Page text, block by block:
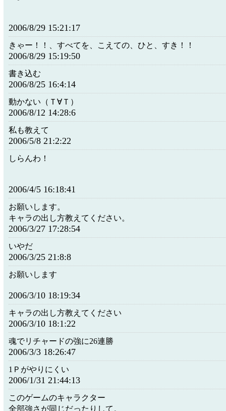
2006/8/29 15:21:17
きゃー！！、すべてを、こえての、ひと、すき！！
2006/8/29 15:19:50
書き込む
2006/8/25 16:4:14
動かない（Ｔ∀Ｔ）
2006/8/12 14:28:6
私も教えて
2006/5/8 21:2:22
しらんわ！
2006/4/5 16:18:41
お願いします。
キャラの出し方教えてください。
2006/3/27 17:28:54
いやだ
2006/3/25 21:8:8
お願いします
2006/3/10 18:19:34
キャラの出し方教えてください
2006/3/10 18:1:22
魂でリチャードの強に26連勝
2006/3/3 18:26:47
1Ｐがやりにくい
2006/1/31 21:44:13
このゲームのキャラクター
全部強さが同じだったりして。